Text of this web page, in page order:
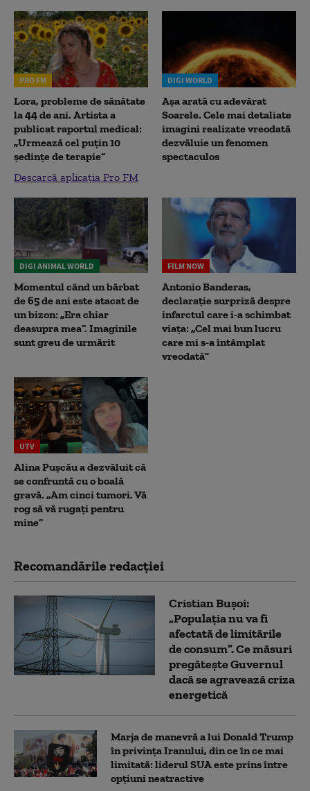
PRO FM
Lora, probleme de sănătate
la 44 de ani. Artista a
publicat raportul medical:
„Urmează cel puțin 10
ședințe de terapie”
Descarcă aplicația Pro FM
DIGI WORLD
Așa arată cu adevărat
Soarele. Cele mai detaliate
imagini realizate vreodată
dezvăluie un fenomen
spectaculos
DIGI ANIMAL WORLD
Momentul când un bărbat
de 65 de ani este atacat de
un bizon: „Era chiar
deasupra mea”. Imaginile
sunt greu de urmărit
FILM NOW
Antonio Banderas,
declarație surpriză despre
infarctul care i-a schimbat
viața: „Cel mai bun lucru
care mi s-a întâmplat
vreodată”
UTV
Alina Pușcău a dezvăluit că
se confruntă cu o boală
gravă. „Am cinci tumori. Vă
rog să vă rugați pentru
mine”
Recomandările redacţiei
Cristian Bușoi:
„Populația nu va fi
afectată de limitările
de consum”. Ce măsuri
pregătește Guvernul
dacă se agravează criza
energetică
Marja de manevră a lui Donald Trump
în privința Iranului, din ce în ce mai
limitată: liderul SUA este prins între
opțiuni neatractive